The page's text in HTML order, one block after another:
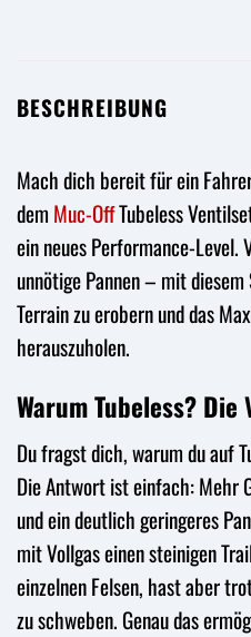
BESCHREIBUNG
Mach dich bereit für ein
dem Muc-OffTubeless
ein neues Performance-Level.
unnötige Pannen – mit
Terrain zu erobern und das
herauszuholen.
Warum Tubeless?
Du fragst dich, warum du auf
Die Antwort ist einfach: Mehr
und ein deutlich geringeres
mit Vollgas einen steinigen
einzelnen Felsen, hast aber
zu schweben. Genau das